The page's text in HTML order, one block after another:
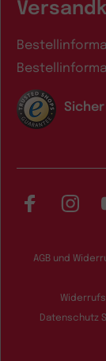
Facebook
AGB und
Datenschutz